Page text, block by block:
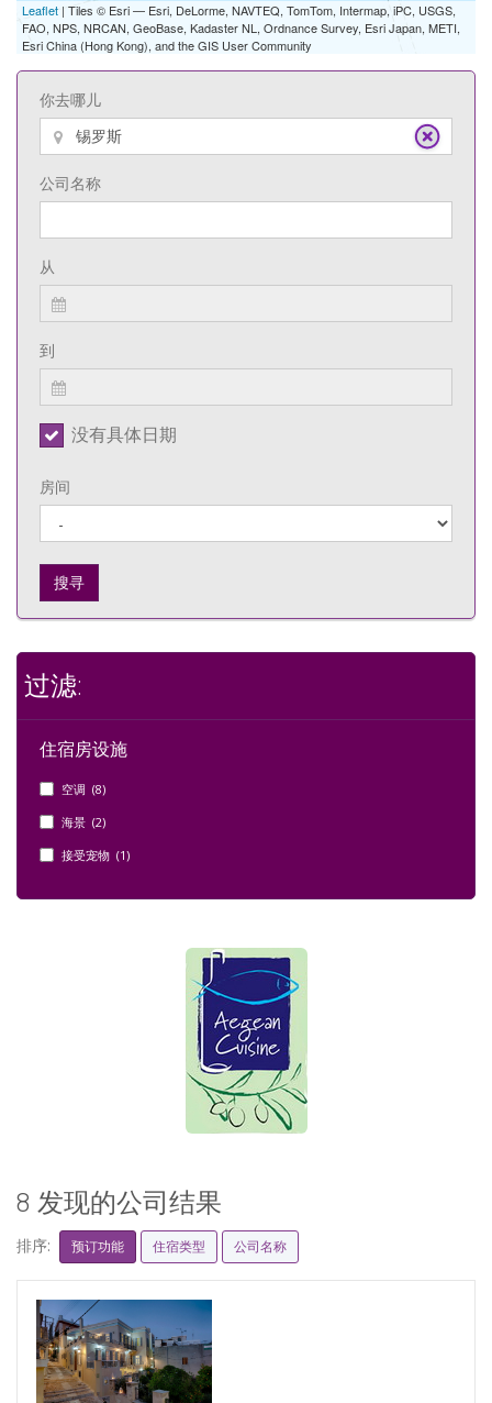
Leaflet | Tiles © Esri — Esri, DeLorme, NAVTEQ, TomTom, Intermap, iPC, USGS,
FAO, NPS, NRCAN, GeoBase, Kadaster NL, Ordnance Survey, Esri Japan, METI,
Esri China (Hong Kong), and the GIS User Community
你去哪儿
公司名称
从
到
没有具体日期
房间
搜寻
过滤:
住宿房设施
空调 (8)
海景 (2)
接受宠物 (1)
8 发现的公司结果
排序: 预订功能 住宿类型 公司名称